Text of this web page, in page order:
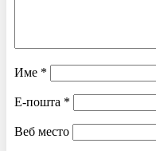
Име *
Е-пошта *
Веб место